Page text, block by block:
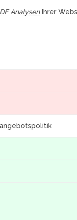
AnalysenIhrer